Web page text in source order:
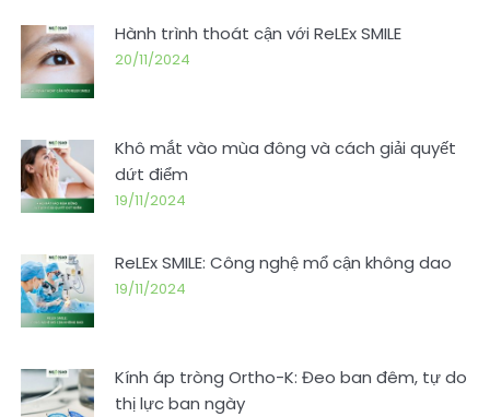
Hành trình thoát cận với ReLEx SMILE
20/11/2024
Khô mắt vào mùa đông và cách giải quyết
dứt điểm
19/11/2024
ReLEx SMILE: Công nghệ mổ cận không dao
19/11/2024
Kính áp tròng Ortho-K: Đeo ban đêm, tự do
thị lực ban ngày